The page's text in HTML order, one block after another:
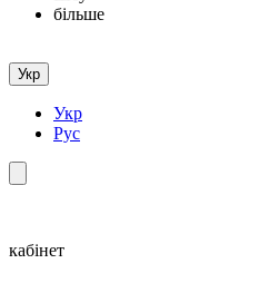
більше
Укр
Укр
Рус
кабінет